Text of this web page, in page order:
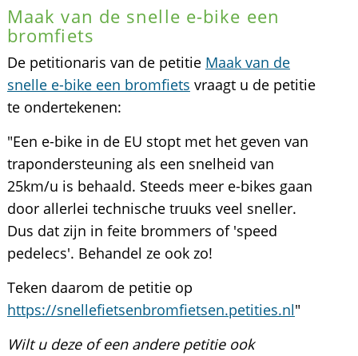
Maak van de snelle e-bike een
bromfiets
De petitionaris van de petitie Maak van de
snelle e-bike een bromfiets vraagt u de petitie
te ondertekenen:
"Een e-bike in de EU stopt met het geven van
trapondersteuning als een snelheid van
25km/u is behaald. Steeds meer e-bikes gaan
door allerlei technische truuks veel sneller.
Dus dat zijn in feite brommers of 'speed
pedelecs'. Behandel ze ook zo!
Teken daarom de petitie op
https://snellefietsenbromfietsen.petities.nl"
Wilt u deze of een andere petitie ook